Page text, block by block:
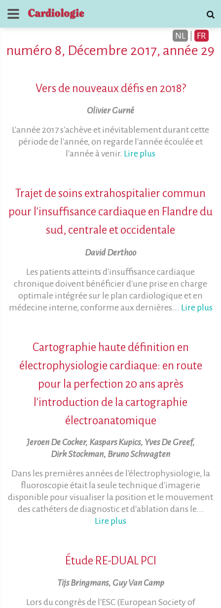
NL FR
numéro 8, Décembre 2017, année 29
Vers de nouveaux défis en 2018?
Olivier Gurné
L'année 2017 s'achève et inévitablement durant cette
période de l'année, on regarde l'année écoulée et
l'année à venir. Lire plus
Trajet de soins extrahospitalier commun
pour l'insuffisance cardiaque en Flandre du
sud, centrale et occidentale
David Derthoo
Les patients atteints d'insuffisance cardiaque
chronique doivent bénéficier d'une prise en charge
optimale intégrée sur le plan cardiologique et en
médecine interne, conforme aux dernières... Lire plus
Cartographie haute définition en
électrophysiologie cardiaque: en route
pour la perfection 20 ans après
l'introduction de la cartographie
électroanatomique
Jeroen De Cocker, Kaspars Kupics, Yves De Greef,
Dirk Stockman, Bruno Schwagten
Dans les premières années de l'électrophysiologie, la
fluoroscopie était la seule technique d'imagerie
disponible pour visualiser la position et le mouvement
des cathéters de diagnostic et d'ablation dans le...
Lire plus
Étude RE-DUAL PCI
Tijs Bringmans, Guy Van Camp
Lors du congrès de l'ESC (European Society of
Cardiologie
contactez